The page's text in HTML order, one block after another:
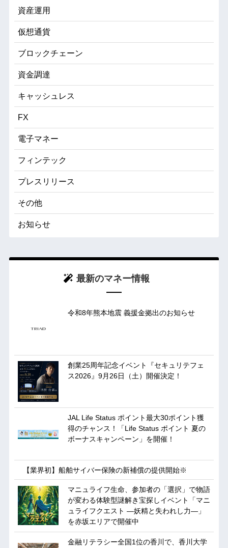
資産運用
仮想通貨
ブロックチェーン
資金調達
キャッシュレス
FX
電子マネー
フィンテック
プレスリリース
その他
お知らせ
最新のマネー情報
令和8年熊本地震 義援金拠出のお知らせ
創業25周年記念イベント『セキュリテフェ
ス2026』9月26日（土）開催決定！
JAL Life Status ポイント最大30ポイント獲
得のチャンス！「Life Status ポイント 夏の
ボーナスキャンペーン」を開催！
【業界初】船舶サイバー保険の新補償の提供開始※
マニュライフ生命、参加者の「選択」で物語
が変わる体験型謎解き宝探しイベント「マニ
ュライフクエスト ―妖精と失われし力―」
を赤坂エリアで開催中
金融リテラシー全国1位の香川で、香川大学